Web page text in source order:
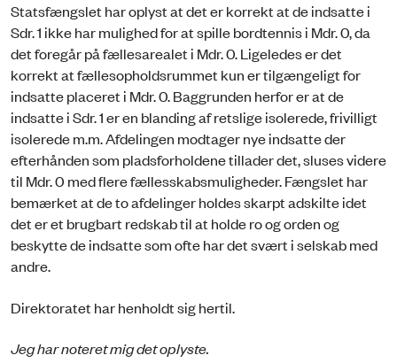
Statsfængslet har oplyst at det er korrekt at de indsatte i
Sdr. 1 ikke har mulighed for at spille bordtennis i Mdr. 0, da
det foregår på fællesarealet i Mdr. 0. Ligeledes er det
korrekt at fællesopholdsrummet kun er tilgængeligt for
indsatte placeret i Mdr. 0. Baggrunden herfor er at de
indsatte i Sdr. 1 er en blanding af retslige isolerede, frivilligt
isolerede m.m. Afdelingen modtager nye indsatte der
efterhånden som pladsforholdene tillader det, sluses videre
til Mdr. 0 med flere fællesskabsmuligheder. Fængslet har
bemærket at de to afdelinger holdes skarpt adskilte idet
det er et brugbart redskab til at holde ro og orden og
beskytte de indsatte som ofte har det svært i selskab med
andre.
Direktoratet har henholdt sig hertil.
Jeg har noteret mig det oplyste.